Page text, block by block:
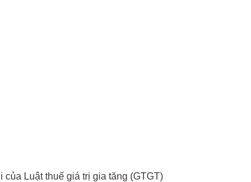
Luật thuế giá trị gia tăng (GTGT)